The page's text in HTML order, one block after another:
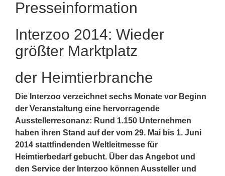
Presseinformation
Interzoo 2014: Wieder
größter Marktplatz
der Heimtierbranche
Die Interzoo verzeichnet sechs Monate vor Beginn
der Veranstaltung eine hervorragende
Ausstellerresonanz: Rund 1.150 Unternehmen
haben ihren Stand auf der vom 29. Mai bis 1. Juni
2014 stattfindenden Weltleitmesse für
Heimtierbedarf gebucht. Über das Angebot und
den Service der Interzoo können Aussteller und